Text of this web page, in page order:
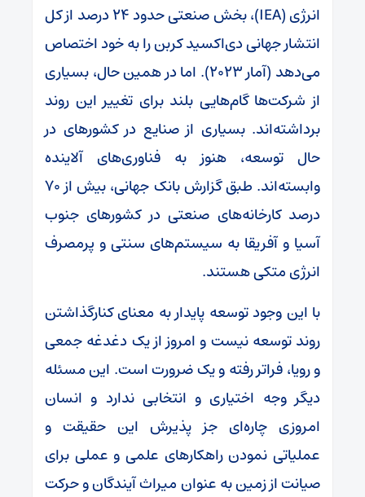
انرژی (IEA)، بخش صنعتی حدود ۲۴ درصد از کل
انتشار جهانی دی‌اکسید کربن را به خود اختصاص
می‌دهد (آمار ۲۰۲۳). اما در همین حال، بسیاری
از شرکت‌ها گام‌هایی بلند برای تغییر این روند
برداشته‌اند. بسیاری از صنایع در کشورهای در
حال توسعه، هنوز به فناوری‌های آلاینده
وابسته‌اند. طبق گزارش بانک جهانی، بیش از ۷۰
درصد کارخانه‌های صنعتی در کشورهای جنوب
آسیا و آفریقا به سیستم‌های سنتی و پرمصرف
انرژی متکی هستند.
با این وجود توسعه پایدار به معنای کنارگذاشتن
روند توسعه نیست و امروز از یک دغدغه جمعی
و رویا، فراتر رفته و یک ضرورت است. این مسئله
دیگر وجه اختیاری و انتخابی ندارد و انسان
امروزی چاره‌ای جز پذیرش این حقیقت و
عملیاتی نمودن راهکارهای علمی و عملی برای
صیانت از زمین به عنوان میراث آیندگان و حرکت